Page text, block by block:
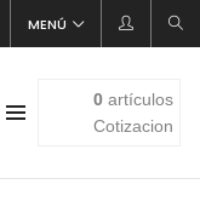
MENÚ
0artículos
Cotizacion